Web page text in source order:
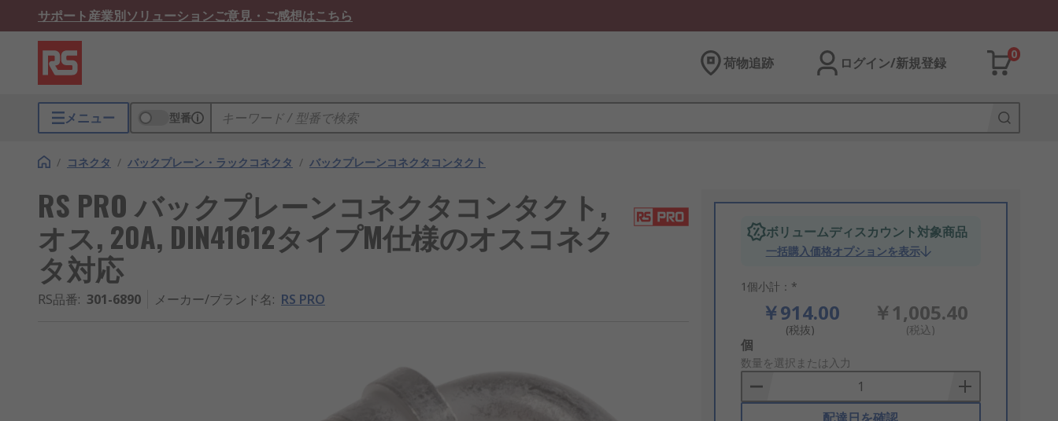
サポート産業別ソリューションご意見・ご感想はこちら
荷物追跡 ログイン/新規登録
0
メニュー 型番
/ コネクタ / バックプレーン・ラックコネクタ / バックプレーンコネクタコンタクト
RS PRO バックプレーンコネクタコンタクト,
オス, 20A, DIN41612タイプM仕様のオスコネク
タ対応
RS品番: 301-6890 メーカー/ブランド名: RS PRO
ボリュームディスカウント対象商品
一括購入価格オプションを表示
1個小計：*
￥914.00
(税抜)
￥1,005.40
(税込)
Add
to
Basket
個
数量を選択または入力